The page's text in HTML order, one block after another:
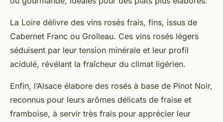
La Loire délivre des vins rosés frais, fins, issus de
Cabernet Franc ou Grolleau. Ces vins rosés légers
séduisent par leur tension minérale et leur profil
acidulé, révélant la fraîcheur du climat ligérien.
Enfin, l’Alsace élabore des rosés à base de Pinot Noir,
reconnus pour leurs arômes délicats de fraise et
framboise, à servir très frais pour apprécier leur